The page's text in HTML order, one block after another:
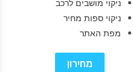
ניקוי מושבים לרכב
ניקוי ספות מחיר
מפת האתר
מחירון